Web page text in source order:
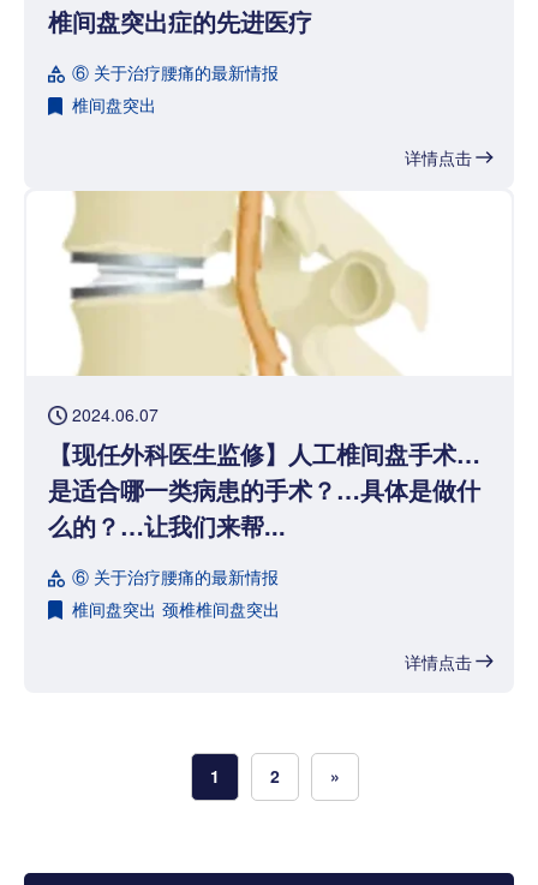
椎间盘突出症的先进医疗
⑥ 关于治疗腰痛的最新情报
椎间盘突出
详情点击
2024.06.07
【现任外科医生监修】人工椎间盘手术…
是适合哪一类病患的手术？…具体是做什
么的？…让我们来帮...
⑥ 关于治疗腰痛的最新情报
椎间盘突出 颈椎椎间盘突出
详情点击
1 2 »